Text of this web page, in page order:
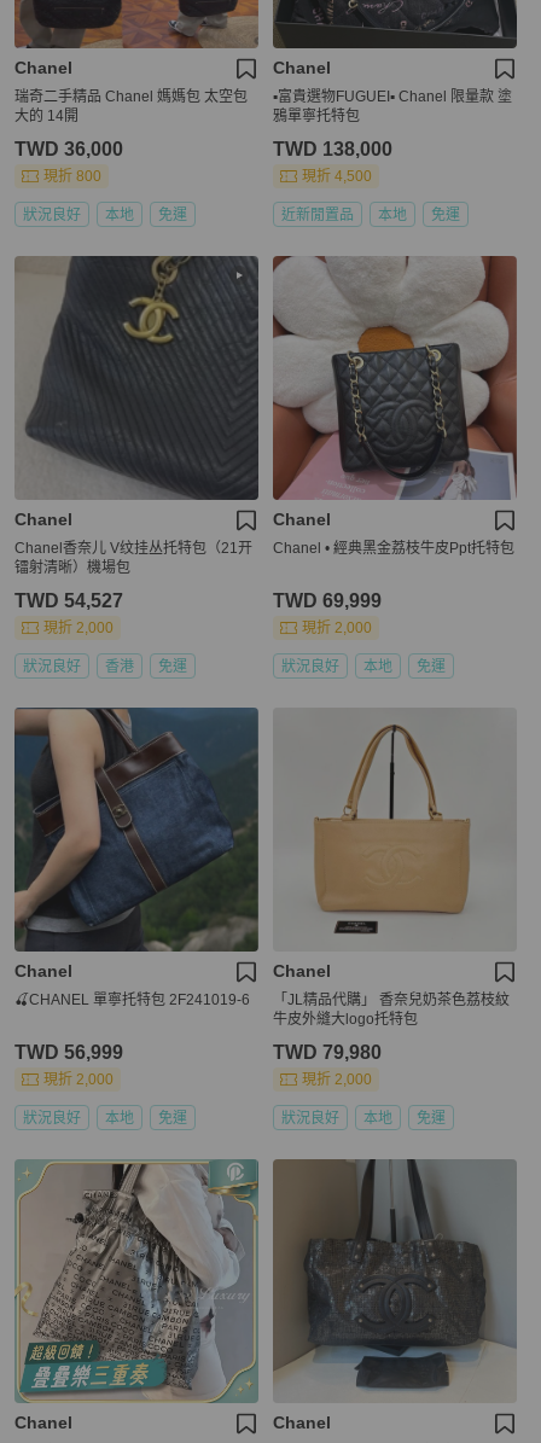
Chanel
瑞奇二手精品 Chanel 媽媽包 太空包
大的 14開
TWD 36,000
現折 800
狀況良好 本地 免運
Chanel
▪️富貴選物FUGUEI▪️ Chanel 限量款 塗
鴉單寧托特包
TWD 138,000
現折 4,500
近新閒置品 本地 免運
Chanel
Chanel香奈儿 V纹挂丛托特包（21开
镭射清晰）機場包
TWD 54,527
現折 2,000
狀況良好 香港 免運
Chanel
Chanel • 經典黑金荔枝牛皮Ppt托特包
TWD 69,999
現折 2,000
狀況良好 本地 免運
Chanel
🍒CHANEL 單寧托特包 2F241019-6
TWD 56,999
現折 2,000
狀況良好 本地 免運
Chanel
「JL精品代購」 香奈兒奶茶色荔枝紋
牛皮外縫大logo托特包
TWD 79,980
現折 2,000
狀況良好 本地 免運
Chanel Chanel